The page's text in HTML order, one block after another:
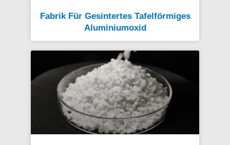
Fabrik Für Gesintertes Tafelförmiges
Aluminiumoxid